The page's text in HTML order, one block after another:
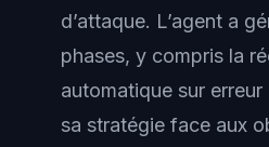
d’attaque. L’agent a
phases, y compris la
automatique sur
sa stratégie face aux